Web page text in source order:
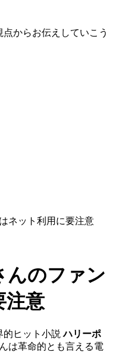
からお伝えしていこう
ネット利用に要注意
んのファン
注意
的ヒット小説ハリーポ
は革命的とも言える電